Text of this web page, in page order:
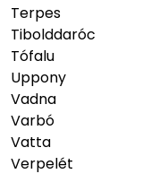
Terpes
Tibolddaróc
Tófalu
Uppony
Vadna
Varbó
Vatta
Verpelét